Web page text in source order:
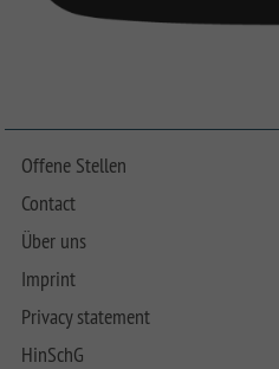
Offene Stellen
Contact
Über uns
Imprint
Privacy statement
HinSchG